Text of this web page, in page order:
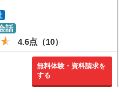
話
4.6点（10）
無料体験・資料請求を
する